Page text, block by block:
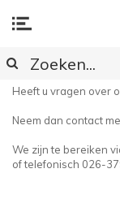
CONTACT
Heeft u vragen over
Neem dan contact
We zijn te bereiken
of telefonisch 026-